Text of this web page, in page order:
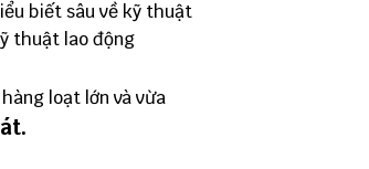
biết sâu về kỹ thuật
thuật lao động
loạt lớn và vừa